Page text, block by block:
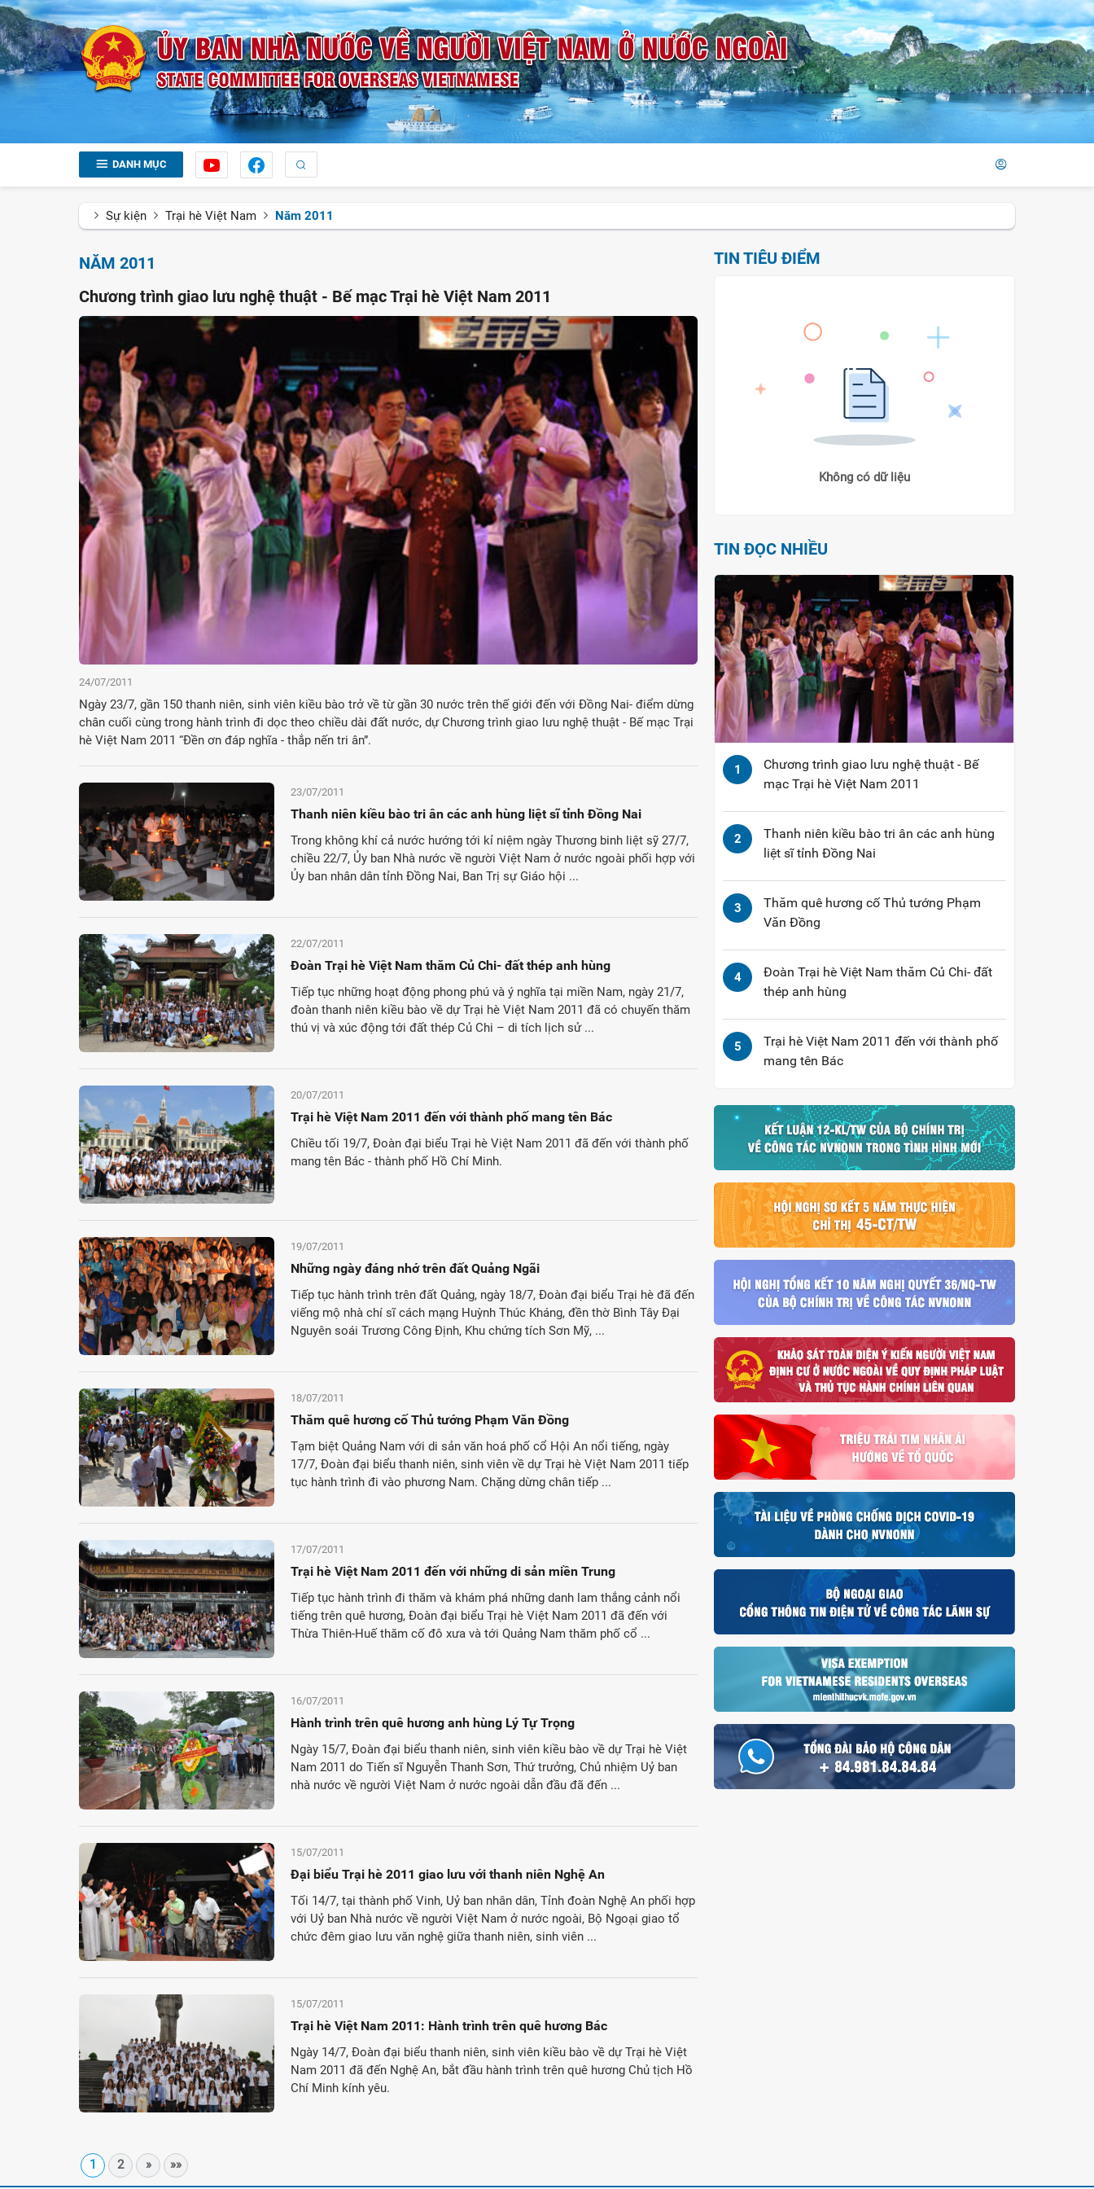
DANH MỤC
Sự kiện Trại hè Việt Nam Năm 2011
NĂM 2011
Chương trình giao lưu nghệ thuật - Bế mạc Trại hè Việt Nam 2011
24/07/2011
Ngày 23/7, gần 150 thanh niên, sinh viên kiều bào trở về từ gần 30 nước trên thế giới đến với Đồng Nai- điểm dừng
chân cuối cùng trong hành trình đi dọc theo chiều dài đất nước, dự Chương trình giao lưu nghệ thuật - Bế mạc Trại
hè Việt Nam 2011 “Đền ơn đáp nghĩa - thắp nến tri ân”.
23/07/2011
Thanh niên kiều bào tri ân các anh hùng liệt sĩ tỉnh Đồng Nai
Trong không khí cả nước hướng tới kỉ niệm ngày Thương binh liệt sỹ 27/7,
chiều 22/7, Ủy ban Nhà nước về người Việt Nam ở nước ngoài phối hợp với
Ủy ban nhân dân tỉnh Đồng Nai, Ban Trị sự Giáo hội ...
22/07/2011
Đoàn Trại hè Việt Nam thăm Củ Chi- đất thép anh hùng
Tiếp tục những hoạt động phong phú và ý nghĩa tại miền Nam, ngày 21/7,
đoàn thanh niên kiều bào về dự Trại hè Việt Nam 2011 đã có chuyến thăm
thú vị và xúc động tới đất thép Củ Chi – di tích lịch sử ...
20/07/2011
Trại hè Việt Nam 2011 đến với thành phố mang tên Bác
Chiều tối 19/7, Đoàn đại biểu Trại hè Việt Nam 2011 đã đến với thành phố
mang tên Bác - thành phố Hồ Chí Minh.
19/07/2011
Những ngày đáng nhớ trên đất Quảng Ngãi
Tiếp tục hành trình trên đất Quảng, ngày 18/7, Đoàn đại biểu Trại hè đã đến
viếng mộ nhà chí sĩ cách mạng Huỳnh Thúc Kháng, đền thờ Bình Tây Đại
Nguyên soái Trương Công Định, Khu chứng tích Sơn Mỹ, ...
18/07/2011
Thăm quê hương cố Thủ tướng Phạm Văn Đồng
Tạm biệt Quảng Nam với di sản văn hoá phố cổ Hội An nổi tiếng, ngày
17/7, Đoàn đại biểu thanh niên, sinh viên về dự Trại hè Việt Nam 2011 tiếp
tục hành trình đi vào phương Nam. Chặng dừng chân tiếp ...
17/07/2011
Trại hè Việt Nam 2011 đến với những di sản miền Trung
Tiếp tục hành trình đi thăm và khám phá những danh lam thắng cảnh nổi
tiếng trên quê hương, Đoàn đại biểu Trại hè Việt Nam 2011 đã đến với
Thừa Thiên-Huế thăm cố đô xưa và tới Quảng Nam thăm phố cổ ...
16/07/2011
Hành trình trên quê hương anh hùng Lý Tự Trọng
Ngày 15/7, Đoàn đại biểu thanh niên, sinh viên kiều bào về dự Trại hè Việt
Nam 2011 do Tiến sĩ Nguyễn Thanh Sơn, Thứ trưởng, Chủ nhiệm Uỷ ban
nhà nước về người Việt Nam ở nước ngoài dẫn đầu đã đến ...
15/07/2011
Đại biểu Trại hè 2011 giao lưu với thanh niên Nghệ An
Tối 14/7, tại thành phố Vinh, Uỷ ban nhân dân, Tỉnh đoàn Nghệ An phối hợp
với Uỷ ban Nhà nước về người Việt Nam ở nước ngoài, Bộ Ngoại giao tổ
chức đêm giao lưu văn nghệ giữa thanh niên, sinh viên ...
15/07/2011
Trại hè Việt Nam 2011: Hành trình trên quê hương Bác
Ngày 14/7, Đoàn đại biểu thanh niên, sinh viên kiều bào về dự Trại hè Việt
Nam 2011 đã đến Nghệ An, bắt đầu hành trình trên quê hương Chủ tịch Hồ
Chí Minh kính yêu.
1 2 » »»
TIN TIÊU ĐIỂM
Không có dữ liệu
TIN ĐỌC NHIỀU
1
Chương trình giao lưu nghệ thuật - Bế
mạc Trại hè Việt Nam 2011
2
Thanh niên kiều bào tri ân các anh hùng
liệt sĩ tỉnh Đồng Nai
3
Thăm quê hương cố Thủ tướng Phạm
Văn Đồng
4
Đoàn Trại hè Việt Nam thăm Củ Chi- đất
thép anh hùng
5
Trại hè Việt Nam 2011 đến với thành phố
mang tên Bác